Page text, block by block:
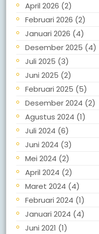
April 2026 (2)
Februari 2026 (2)
Januari 2026 (4)
Desember 2025 (4)
Juli 2025 (3)
Juni 2025 (2)
Februari 2025 (5)
Desember 2024 (2)
Agustus 2024 (1)
Juli 2024 (6)
Juni 2024 (3)
Mei 2024 (2)
April 2024 (2)
Maret 2024 (4)
Februari 2024 (1)
Januari 2024 (4)
Juni 2021 (1)